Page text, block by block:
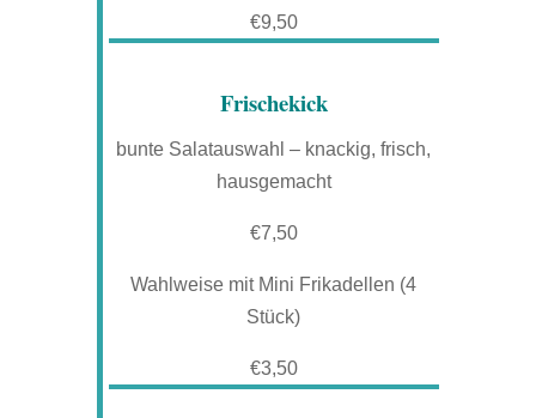
€9,50
Frischekick
bunte Salatauswahl – knackig, frisch,
hausgemacht
€7,50
Wahlweise mit Mini Frikadellen (4
Stück)
€3,50